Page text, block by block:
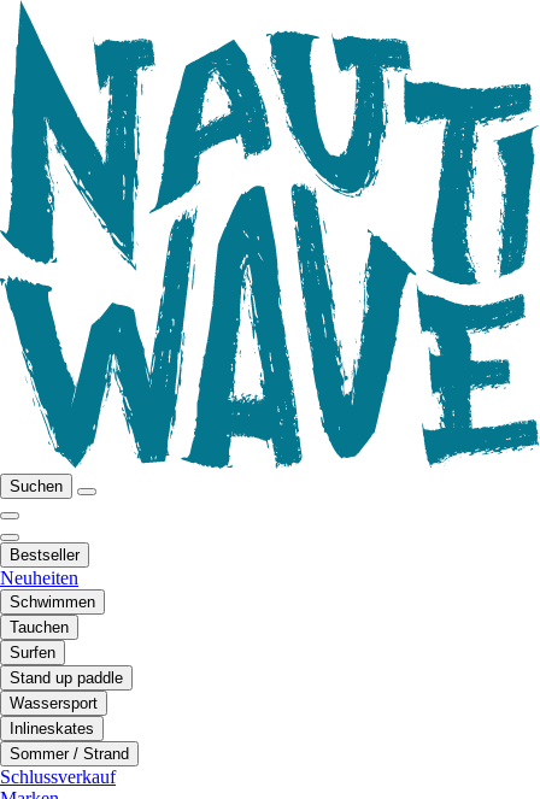
Suchen
Bestseller
Neuheiten
Schwimmen
Tauchen
Surfen
Stand up paddle
Wassersport
Inlineskates
Sommer / Strand
Schlussverkauf